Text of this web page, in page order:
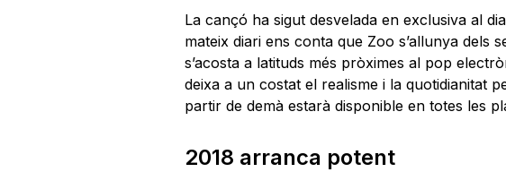
La cançó ha sigut desvelada en exclusiva al
mateix diari ens conta que Zoo s’allunya dels
s’acosta a latituds més pròximes al pop
deixa a un costat el realisme i la quotidianitat
partir de demà estarà disponible en totes les
2018 arranca potent